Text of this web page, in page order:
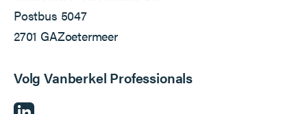
Postbus 5047
2701 GAZoetermeer
Volg Vanberkel Professionals